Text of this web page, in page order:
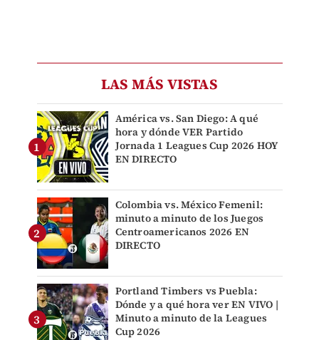
LAS MÁS VISTAS
América vs. San Diego: A qué
hora y dónde VER Partido
Jornada 1 Leagues Cup 2026 HOY
EN DIRECTO
Colombia vs. México Femenil:
minuto a minuto de los Juegos
Centroamericanos 2026 EN
DIRECTO
Portland Timbers vs Puebla:
Dónde y a qué hora ver EN VIVO |
Minuto a minuto de la Leagues
Cup 2026